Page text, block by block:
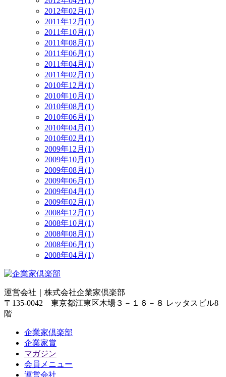
2012年02月(1)
2011年12月(1)
2011年10月(1)
2011年08月(1)
2011年06月(1)
2011年04月(1)
2011年02月(1)
2010年12月(1)
2010年10月(1)
2010年08月(1)
2010年06月(1)
2010年04月(1)
2010年02月(1)
2009年12月(1)
2009年10月(1)
2009年08月(1)
2009年06月(1)
2009年04月(1)
2009年02月(1)
2008年12月(1)
2008年10月(1)
2008年08月(1)
2008年06月(1)
2008年04月(1)
運営会社｜ 株式会社企業家倶楽部
〒135-0042 東京都江東区木場３－１６－８ レッタスビル8
階
企業家倶楽部
企業家賞
マガジン
会員メニュー
運営会社